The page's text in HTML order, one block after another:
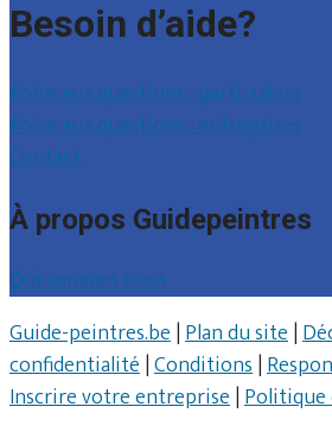
Besoin d’aide?
Foire aux questions : particuliers
Foire aux questions : entreprises
Contact
À propos Guidepeintres
Qui sommes nous
Guide-peintres.be|Plan du site|
confidentialité|Conditions|
Inscrire votre entreprise|Politique